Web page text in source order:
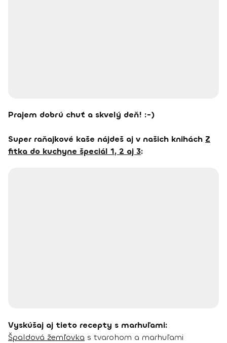
Prajem dobrú chuť a skvelý deň! :-)
Super raňajkové kaše nájdeš aj v našich knihách Z
fitka do kuchyne špeciál 1, 2 aj 3:
Vyskúšaj aj tieto recepty s marhuľami:
Špaldová žemľovka s tvarohom a marhuľami